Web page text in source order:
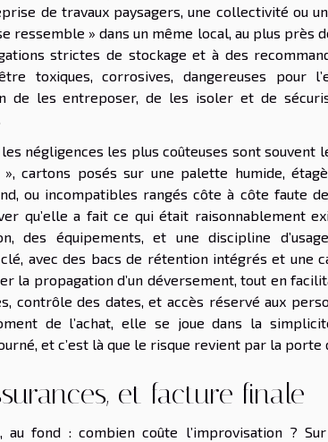
de travaux paysagers, une collectivité ou
ressemble » dans un même local, au plus près
strictes de stockage et à des
toxiques, corrosives, dangereuses pour
de les entreposer, de les isoler et de
négligences les plus coûteuses sont souvent
cartons posés sur une palette humide,
ou incompatibles rangés côte à côte faute
qu’elle a fait ce qui était raisonnablement
des équipements, et une discipline
avec des bacs de rétention intégrés et une
la propagation d’un déversement, tout en
contrôle des dates, et accès réservé aux
de l’achat, elle se joue dans la
et c’est là que le risque revient par la porte
et facture finale
au fond : combien coûte l’improvisation ?